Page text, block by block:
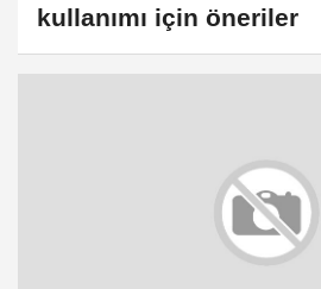
kullanımı için öneriler